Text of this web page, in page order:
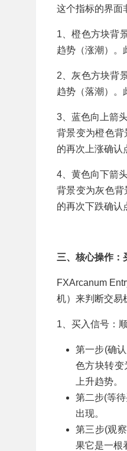
这个指标的界面
1、橙色方块背
趋势（涨潮）。
2、灰色方块背
趋势（落潮）。
3、蓝色向上箭
背景变为橙色
的再次上涨确认
4、黄色向下箭
背景变为灰色
的再次下跌确认
三、核心操作：
FXArcanum
机）来判断交易
1、买入信号：
第一步(确
色方块转变
上升趋势。
第二步(等
出现。
第三步(观
果它是一根